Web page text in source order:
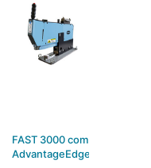
FAST 3000 com
AdvantageEdge®